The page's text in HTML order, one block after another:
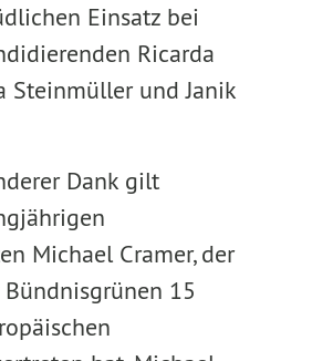
Einsatz bei
Ricarda
Steinmüller und Janik
Dank gilt
Michael Cramer, der
15